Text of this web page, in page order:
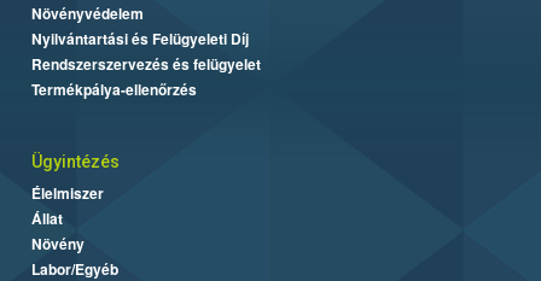
Növényvédelem
Nyilvántartási és Felügyeleti Díj
Rendszerszervezés és felügyelet
Termékpálya-ellenőrzés
Ügyintézés
Élelmiszer
Állat
Növény
Labor/Egyéb